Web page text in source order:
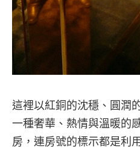
這裡以紅銅的沈穩、圓潤
一種奢華、熱情與溫暖的
房，連房號的標示都是利